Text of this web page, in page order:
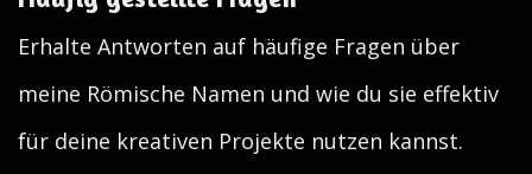
Erhalte Antworten auf häufige Fragen über
meine Römische Namen und wie du sie effektiv
für deine kreativen Projekte nutzen kannst.